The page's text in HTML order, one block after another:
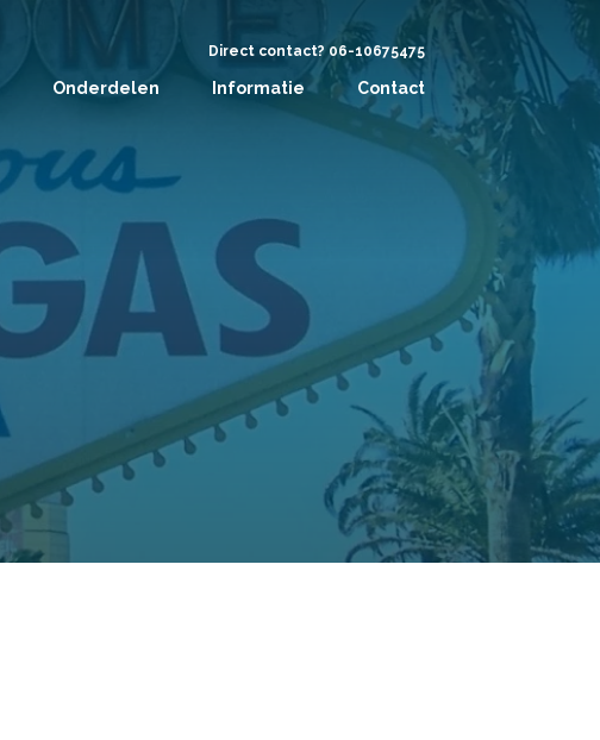
Direct contact? 06-10675475
Onderdelen Informatie Contact